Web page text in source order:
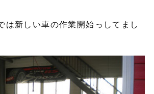
は新しい車の作業開始っしてまし